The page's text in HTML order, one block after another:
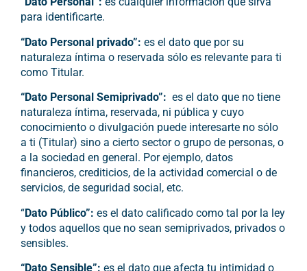
para identificarte.
“Dato Personal privado”: es el dato que por su
naturaleza íntima o reservada sólo es relevante para ti
como Titular.
“Dato Personal Semiprivado”: es el dato que no tiene
naturaleza íntima, reservada, ni pública y cuyo
conocimiento o divulgación puede interesarte no sólo
a ti (Titular) sino a cierto sector o grupo de personas, o
a la sociedad en general. Por ejemplo, datos
financieros, crediticios, de la actividad comercial o de
servicios, de seguridad social, etc.
“Dato Público”:es el dato calificado como tal por la ley
y todos aquellos que no sean semiprivados, privados o
sensibles.
“Dato Sensible”: es el dato que afecta tu intimidad o